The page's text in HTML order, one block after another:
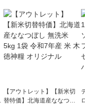
【アウトレット】【新米切
替特価】北海道産ななつぼ